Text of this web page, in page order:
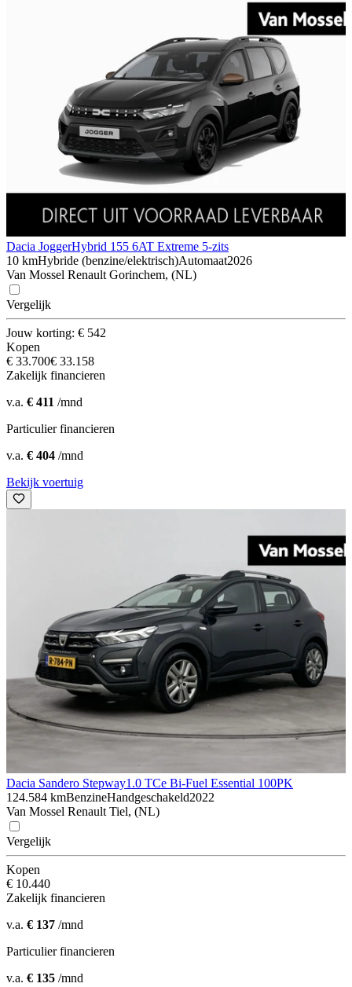
Dacia JoggerHybrid 155 6AT Extreme 5-zits
10 kmHybride (benzine/elektrisch)Automaat2026
Van Mossel Renault Gorinchem, (NL)
Vergelijk
Jouw korting: € 542
Kopen
€ 33.700€ 33.158
Zakelijk financieren
v.a. € 411 /mnd
Particulier financieren
v.a. € 404 /mnd
Bekijk voertuig
Dacia Sandero Stepway1.0 TCe Bi-Fuel Essential 100PK
124.584 kmBenzineHandgeschakeld2022
Van Mossel Renault Tiel, (NL)
Vergelijk
Kopen
€ 10.440
Zakelijk financieren
v.a. € 137 /mnd
Particulier financieren
v.a. € 135 /mnd